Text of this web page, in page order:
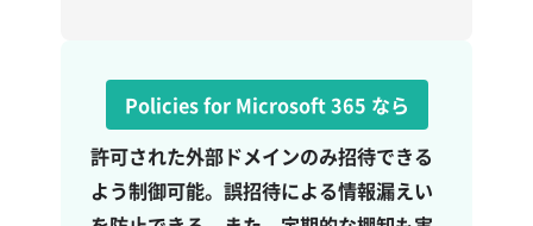
Policies for Microsoft 365 なら
許可された外部ドメインのみ招待できる
よう制御可能。誤招待による情報漏えい